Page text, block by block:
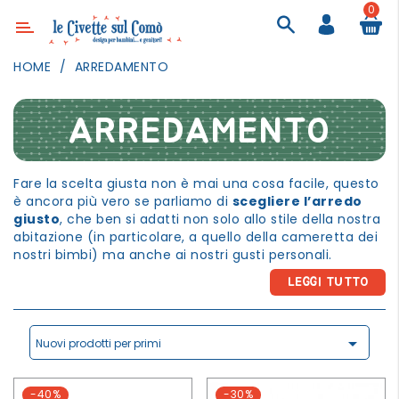
Categoria
ILLUMINAZIONE
TESSILI
DECORANDO
LE
PARETI
GIOCHI
FESTE
OUTDOOR
0
HOME ARREDAMENTO
ARREDAMENTO
Fare la scelta giusta non è mai una cosa facile, questo
è ancora più vero se parliamo di scegliere l’arredo
giusto, che ben si adatti non solo allo stile della nostra
abitazione (in particolare, a quello della cameretta dei
nostri bimbi) ma anche ai nostri gusti personali.
L’importanza che oggi la mobilia ricopre all’interno di
una casa è ancora più amplificato che nel passato. La
casaè, innanzitutto,un posto che sentiamo nostro
più di qualsiasi altra cosaed è perciò fondamentale
scegliere con cura ogni particolare che la compone.
Abbiamo incluso nel nostrocatalogo di arredamento
onlineuna vasta gamma di prodotti differenziandoli
LEGGI TUTTO
Nuovi prodotti per primi 
-40% -30%